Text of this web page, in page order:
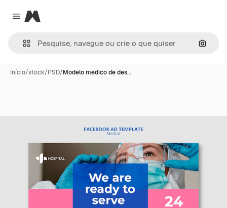
Close menu
Magnific
Início/stock/PSD/Modelo médico de des…